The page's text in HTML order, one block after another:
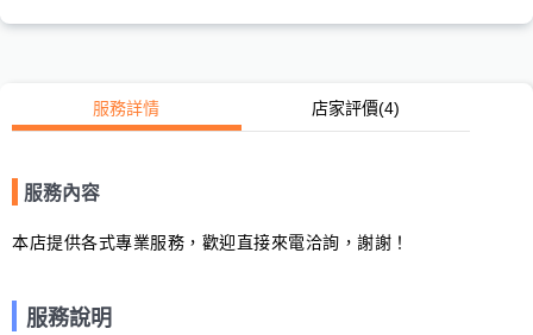
服務詳情 店家評價(4)
服務內容
本店提供各式專業服務，歡迎直接來電洽詢，謝謝！
服務說明